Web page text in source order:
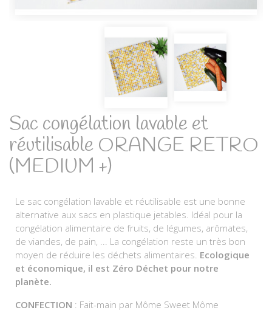
Sac congélation lavable et
réutilisable ORANGE RETRO
(MEDIUM +)
Le sac congélation lavable et réutilisable est une bonne
alternative aux sacs en plastique jetables. Idéal pour la
congélation alimentaire de fruits, de légumes, arômates,
de viandes, de pain, ... La congélation reste un très bon
moyen de réduire les déchets alimentaires. Ecologique
et économique, il est Zéro Déchet pour notre
planète.
CONFECTION : Fait-main par Môme Sweet Môme